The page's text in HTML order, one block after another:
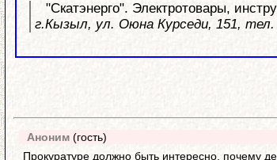
"Скатэнерго". Электротовары,
г.Кызыл, ул. Оюна Курседи, 151, тел.
Аноним (гость)
Прокуратуре должно быть интересно, почему